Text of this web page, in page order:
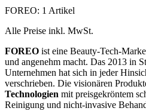
FOREO: 1 Artikel
Alle Preise inkl. MwSt.
FOREO ist eine Beauty-Tech-
und angenehm macht. Das 2013 in
Unternehmen hat sich in jeder
verschrieben. Die visionären
Technologien mit preisgekröntem
Reinigung und nicht-invasive